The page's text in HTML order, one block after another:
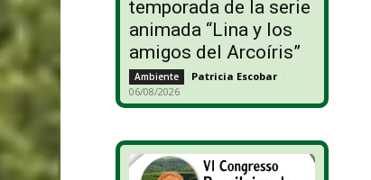
temporada de la serie
animada “Lina y los
amigos del Arcoíris”
Ambiente Patricia Escobar -
06/08/2026